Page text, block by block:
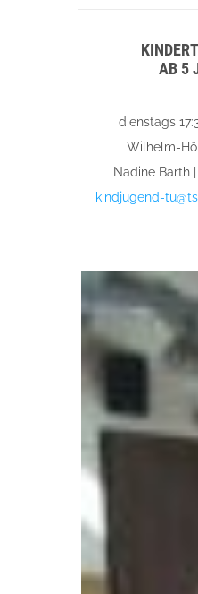
AB 5
dienstags
Wilhelm-
Nadine Barth |
kindjugend-